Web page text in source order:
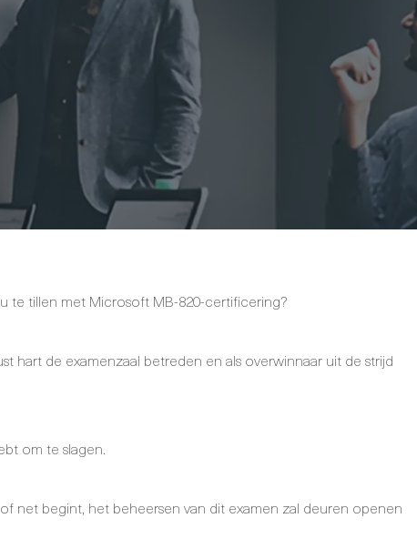
te tillen met Microsoft MB-820-certificering?
hart de examenzaal betreden en als overwinnaar uit de strijd
om te slagen.
net begint, het beheersen van dit examen zal deuren openen